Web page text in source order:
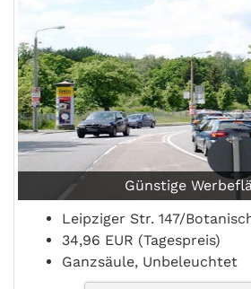
Günstige
Leipziger Str. 147/
34,96 EUR (Tagespreis)
Ganzsäule, Unbeleuchtet